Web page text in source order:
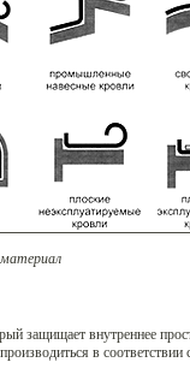
защищает внутреннее
в соответствии